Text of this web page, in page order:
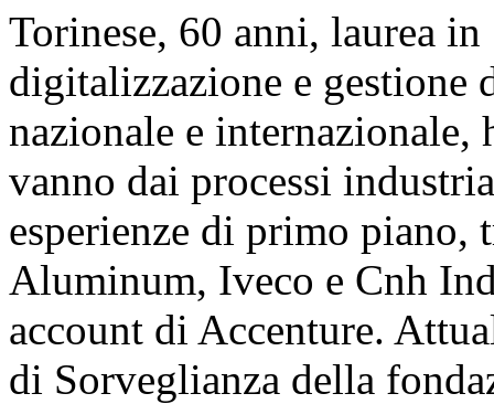
Torinese, 60 anni, laurea
digitalizzazione e gestione
nazionale e internazionale,
vanno dai processi
esperienze di primo piano,
Aluminum, Iveco e Cnh
account di Accenture.
di Sorveglianza della